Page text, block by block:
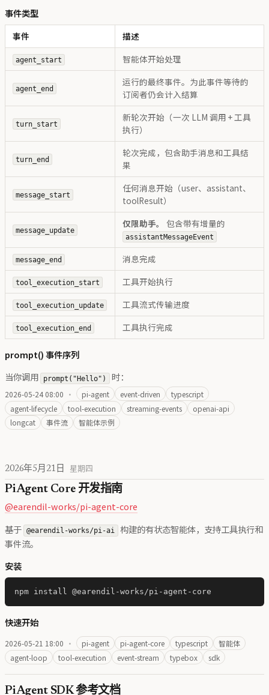
事件类型
事件 描述
agent_start 智能体开始处理
agent_end
运行的最终事件。为此事件等待的
订阅者仍会计入结算
turn_start
新轮次开始（一次 LLM 调用 + 工具
执行）
turn_end
轮次完成，包含助手消息和工具结
果
message_start
任何消息开始（user、assistant、
toolResult）
message_update
仅限助手。 包含带有增量的
assistantMessageEvent
message_end 消息完成
tool_execution_start 工具开始执行
tool_execution_update 工具流式传输进度
tool_execution_end 工具执行完成
prompt() 事件序列
当你调用
prompt("Hello") 时：
2026-05-24 08:00 · pi-agent event-driven
typescript
agent-lifecycle
tool-execution streaming-events
openai-api
longcat
事件流 智能体示例
2026年5月21日 星期四
Pi Agent Core 开发指南
@earendil-works/pi-agent-core
基于 @earendil-works/pi-ai 构建的有状态智能体，支持工具执行和
事件流。
安装
快速开始
2026-05-21 18:00 · pi-agent pi-agent-core typescript
智能体
agent-loop
tool-execution event-stream typebox sdk
Pi Agent SDK 参考文档